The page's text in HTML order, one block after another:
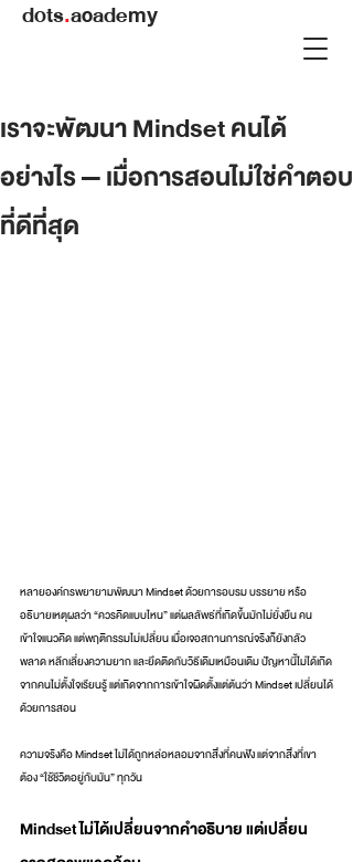
dots.academy
เราจะพัฒนา Mindset คนได้
อย่างไร — เมื่อการสอนไม่ใช่คำตอบ
ที่ดีที่สุด
หลายองค์กรพยายามพัฒนา Mindset ด้วยการอบรม บรรยาย หรือ
อธิบายเหตุผลว่า “ควรคิดแบบไหน” แต่ผลลัพธ์ที่เกิดขึ้นมักไม่ยั่งยืน คน
เข้าใจแนวคิด แต่พฤติกรรมไม่เปลี่ยน เมื่อเจอสถานการณ์จริงก็ยังกลัว
พลาด หลีกเลี่ยงความยาก และยึดติดกับวิธีเดิมเหมือนเดิม ปัญหานี้ไม่ได้เกิด
จากคนไม่ตั้งใจเรียนรู้ แต่เกิดจากการเข้าใจผิดตั้งแต่ต้นว่า Mindset เปลี่ยนได้
ด้วยการสอน
ความจริงคือ Mindset ไม่ได้ถูกหล่อหลอมจากสิ่งที่คนฟัง แต่จากสิ่งที่เขา
ต้อง “ใช้ชีวิตอยู่กับมัน” ทุกวัน
Mindset ไม่ได้เปลี่ยนจากคำอธิบาย แต่เปลี่ยน